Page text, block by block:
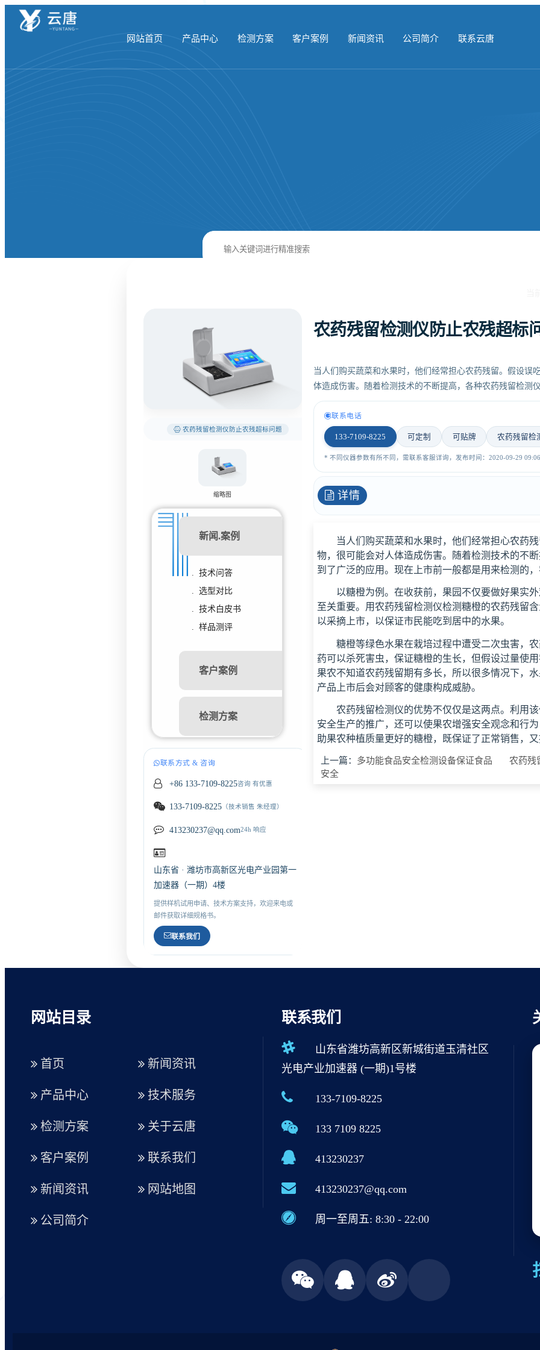
网站首页 产品中心 检测方案 客户案例 新闻资讯 公司简介 联系云唐
农药残留检测仪防止农残超标问题
缩略图
新闻.案例
. 技术问答
. 选型对比
. 技术白皮书
. 样品测评
客户案例
检测方案
联系方式 & 咨询
+86 133-7109-8225咨询 有优惠
133-7109-8225（技术销售 朱经理）
413230237@qq.com24h 响应
山东省 · 潍坊市高新区光电产业园第一
加速器（一期）4楼
提供样机试用申请、技术方案支持，欢迎来电或
邮件获取详细规格书。
联系我们
农药残留检测仪防止农残超标
当人们购买蔬菜和水果时，他们经常担心农药残留。假设误
体造成伤害。随着检测技术的不断提高，各种农药残留检测
联系电话
133-7109-8225 可定制 可贴牌 农药残留检
* 不同仪器参数有所不同，需联系客服详询，发布时间：2020-09-29
详情
当人们购买蔬菜和水果时，他们经常担心农药残
物，很可能会对人体造成伤害。随着检测技术的不
到了广泛的应用。现在上市前一般都是用来检测的
以糖橙为例。在收获前，果园不仅要做好果实外
至关重要。用农药残留检测仪检测糖橙的农药残留
以采摘上市，以保证市民能吃到居中的水果。
糖橙等绿色水果在栽培过程中遭受二次虫害，农
药可以杀死害虫，保证糖橙的生长，但假设过量使
果农不知道农药残留期有多长，所以很多情况下，
产品上市后会对顾客的健康构成威胁。
农药残留检测仪的优势不仅仅是这两点。利用该
安全生产的推广，还可以使果农增强安全观念和行
助果农种植质量更好的糖橙，既保证了正常销售，
上一篇： 多功能食品安全检测设备保证食品
安全
农药残
网站目录
首页
产品中心
检测方案
客户案例
新闻资讯
公司简介
新闻资讯
技术服务
关于云唐
联系我们
网站地图
联系我们
山东省潍坊高新区新城街道玉清社区
光电产业加速器 (一期)1号楼
133-7109-8225
133 7109 8225
413230237
413230237@qq.com
周一至周五: 8:30 - 22:00